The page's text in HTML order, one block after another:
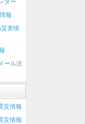
ター
報
害情
ール注
災情報
災情報